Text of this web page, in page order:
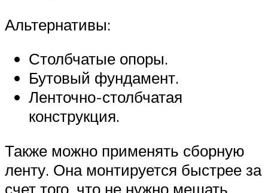
Альтернативы:
Столбчатые опоры.
Бутовый фундамент.
Ленточно-столбчатая
конструкция.
Также можно применять сборную
ленту. Она монтируется быстрее за
счет того, что не нужно мешать